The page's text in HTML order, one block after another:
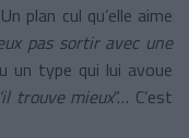
plan cul qu’elle aime
pas sortir avec une
un type qui lui avoue
trouve mieux”… C’est